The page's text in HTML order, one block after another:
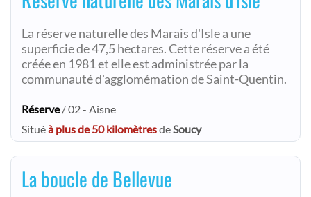
La réserve naturelle des Marais d'Isle a une
superficie de 47,5 hectares. Cette réserve a été
créée en 1981 et elle est administrée par la
communauté d'agglomémation de Saint-Quentin.
Réserve/ 02 - Aisne
Situéà plus de 50 kilomètresdeSoucy
La boucle de Bellevue